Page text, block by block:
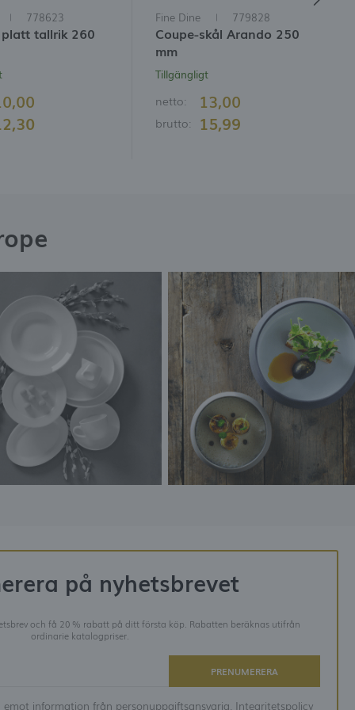
778623
tallrik 260
Fine Dine 779828
Coupe-skål Arando 250
mm
Tillgängligt
netto: 13,00
brutto: 15,99
på nyhetsbrevet
och få 20 % rabatt på ditt första köp. Rabatten beräknas utifrån
ordinarie katalogpriser.
PRENUMERERA
information från personuppgiftsansvarig. Integritetspolicy